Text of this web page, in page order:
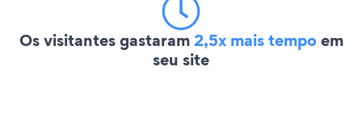
Os visitantes gastaram2,5x mais tempoem
seu site